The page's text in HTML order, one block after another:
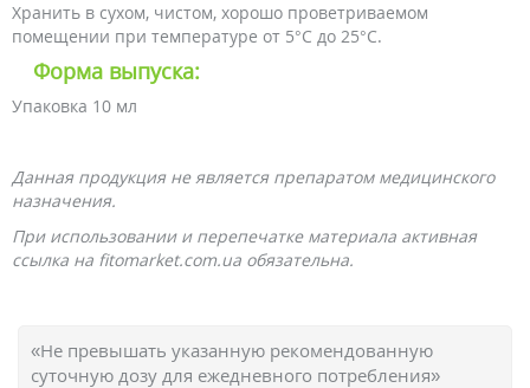
Хранить в сухом, чистом, хорошо проветриваемом
помещении при температуре от 5°C до 25°C.
Форма выпуска:
Упаковка 10 мл
Данная продукция не является препаратом медицинского
назначения.
При использовании и перепечатке материала активная
ссылка на fitomarket.com.ua обязательна.
«Не превышать указанную рекомендованную
суточную дозу для ежедневного потребления»